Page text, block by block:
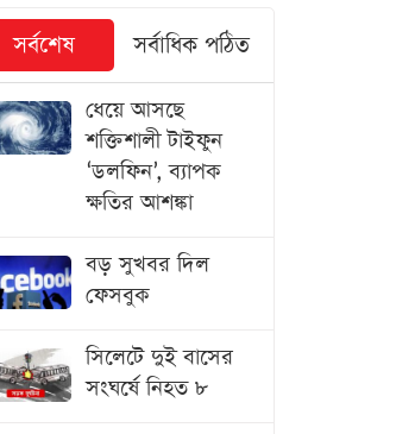
সর্বশেষ সর্বাধিক পঠিত
ধেয়ে আসছে
শক্তিশালী টাইফুন
‘ডলফিন’, ব্যাপক
ক্ষতির আশঙ্কা
বড় সুখবর দিল
ফেসবুক
সিলেটে দুই বাসের
সংঘর্ষে নিহত ৮